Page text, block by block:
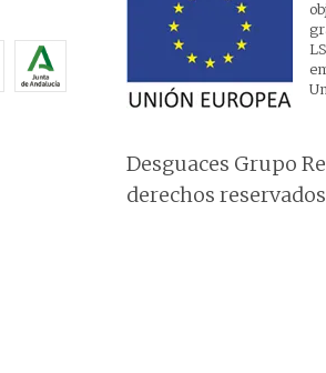
Desguaces Grupo
derechos reservados